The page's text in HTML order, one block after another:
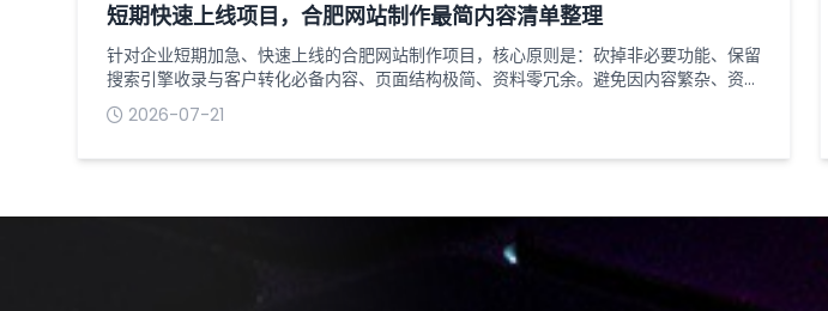
短期快速上线项目，合肥网站制作最简内容清单整理
针对企业短期加急、快速上线的合肥网站制作项目，核心原则是：砍掉非必要功能、保留
搜索引擎收录与客户转化必备内容、页面结构极简、资料零冗余。避免因内容繁杂、资料
迟迟不齐导致工期延期，同时保证网站合规可上线、可收录、可转化，适配初创企业、项
目加急、临时品牌展示、业务引流等快速建站场景。以下为可直接对接梦扬科技建站团队
2026-07-21